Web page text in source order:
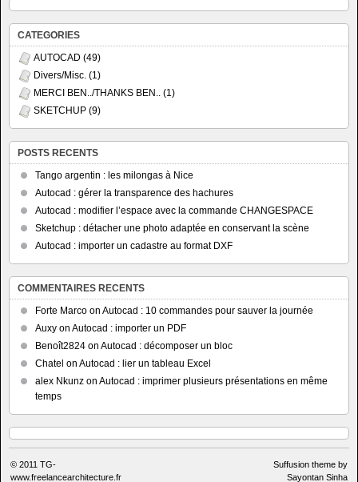
CATEGORIES
AUTOCAD (49)
Divers/Misc. (1)
MERCI BEN../THANKS BEN..
(1)
SKETCHUP (9)
POSTS RECENTS
Tango argentin : les milongas à Nice
Autocad : gérer la transparence des hachures
Autocad : modifier l’espace avec la commande CHANGESPACE
Sketchup : détacher une photo adaptée en conservant la scène
Autocad : importer un cadastre au format DXF
COMMENTAIRES RECENTS
Forte Marco on Autocad : 10 commandes pour sauver la journée
Auxy on Autocad : importer un PDF
Benoît2824 on Autocad : décomposer un bloc
Chatel on Autocad : lier un tableau Excel
alex Nkunz on Autocad : imprimer plusieurs présentations en même
temps
© 2011 TG-
www.freelancearchitecture.fr
Suffusion theme by
Sayontan Sinha